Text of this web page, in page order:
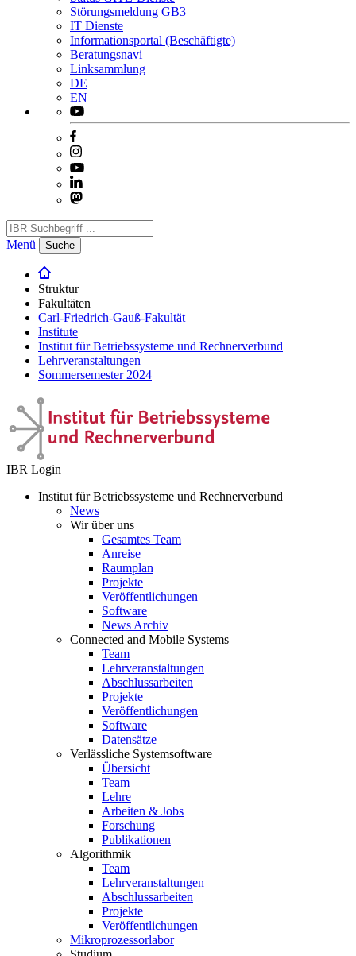
Störungsmeldung GB3
IT Dienste
Informationsportal (Beschäftigte)
Beratungsnavi
Linksammlung
DE
EN
Menü Suche
Struktur
Fakultäten
Carl-Friedrich-Gauß-Fakultät
Institute
Institut für Betriebssysteme und Rechnerverbund
Lehrveranstaltungen
Sommersemester 2024
IBR Login
Institut für Betriebssysteme und Rechnerverbund
News
Wir über uns
Gesamtes Team
Anreise
Raumplan
Projekte
Veröffentlichungen
Software
News Archiv
Connected and Mobile Systems
Team
Lehrveranstaltungen
Abschlussarbeiten
Projekte
Veröffentlichungen
Software
Datensätze
Verlässliche Systemsoftware
Übersicht
Team
Lehre
Arbeiten & Jobs
Forschung
Publikationen
Algorithmik
Team
Lehrveranstaltungen
Abschlussarbeiten
Projekte
Veröffentlichungen
Mikroprozessorlabor